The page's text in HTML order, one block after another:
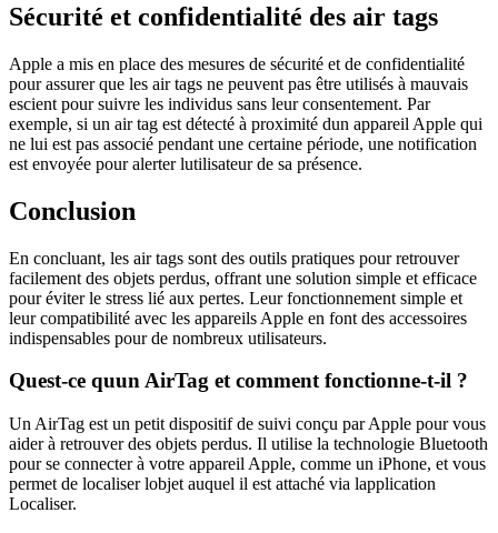
Sécurité et confidentialité des air tags
Apple a mis en place des mesures de sécurité et de confidentialité
pour assurer que les air tags ne peuvent pas être utilisés à mauvais
escient pour suivre les individus sans leur consentement. Par
exemple, si un air tag est détecté à proximité dun appareil Apple qui
ne lui est pas associé pendant une certaine période, une notification
est envoyée pour alerter lutilisateur de sa présence.
Conclusion
En concluant, les air tags sont des outils pratiques pour retrouver
facilement des objets perdus, offrant une solution simple et efficace
pour éviter le stress lié aux pertes. Leur fonctionnement simple et
leur compatibilité avec les appareils Apple en font des accessoires
indispensables pour de nombreux utilisateurs.
Quest-ce quun AirTag et comment fonctionne-t-il ?
Un AirTag est un petit dispositif de suivi conçu par Apple pour vous
aider à retrouver des objets perdus. Il utilise la technologie Bluetooth
pour se connecter à votre appareil Apple, comme un iPhone, et vous
permet de localiser lobjet auquel il est attaché via lapplication
Localiser.